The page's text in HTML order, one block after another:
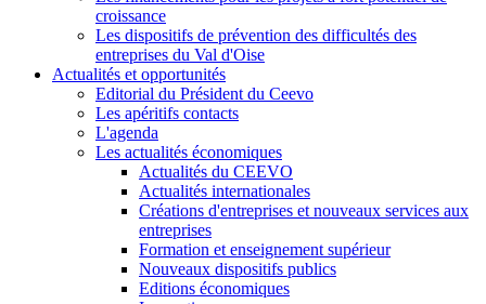
croissance
Les dispositifs de prévention des difficultés des
entreprises du Val d'Oise
Actualités et opportunités
Editorial du Président du Ceevo
Les apéritifs contacts
L'agenda
Les actualités économiques
Actualités du CEEVO
Actualités internationales
Créations d'entreprises et nouveaux services aux
entreprises
Formation et enseignement supérieur
Nouveaux dispositifs publics
Editions économiques